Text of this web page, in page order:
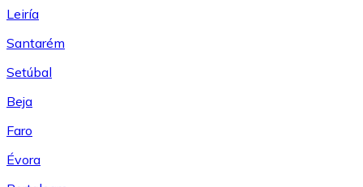
Leiría
Santarém
Setúbal
Beja
Faro
Évora